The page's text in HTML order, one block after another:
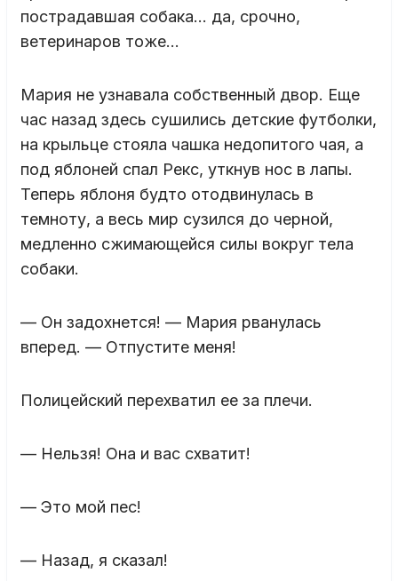
пострадавшая собака… да, срочно,
ветеринаров тоже…
Мария не узнавала собственный двор. Еще
час назад здесь сушились детские футболки,
на крыльце стояла чашка недопитого чая, а
под яблоней спал Рекс, уткнув нос в лапы.
Теперь яблоня будто отодвинулась в
темноту, а весь мир сузился до черной,
медленно сжимающейся силы вокруг тела
собаки.
— Он задохнется! — Мария рванулась
вперед. — Отпустите меня!
Полицейский перехватил ее за плечи.
— Нельзя! Она и вас схватит!
— Это мой пес!
— Назад, я сказал!